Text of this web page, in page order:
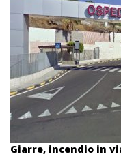
Giarre, incendio in